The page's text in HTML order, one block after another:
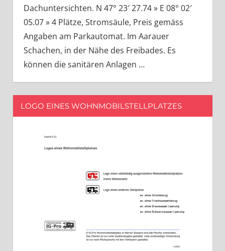
Dachuntersichten. N 47° 23′ 27.74 » E 08° 02′
05.07 » 4 Plätze, Stromsäule, Preis gemäss
Angaben am Parkautomat. Im Aarauer
Schachen, in der Nähe des Freibades. Es
können die sanitären Anlagen …
LOGO EINES WOHNMOBILSTELLPLATZES